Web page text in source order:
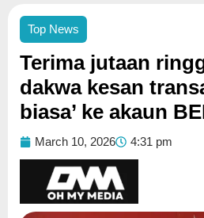
Top News
Terima jutaan
dakwa kesan
biasa’ ke akaun
March 10, 2026 4:31 pm